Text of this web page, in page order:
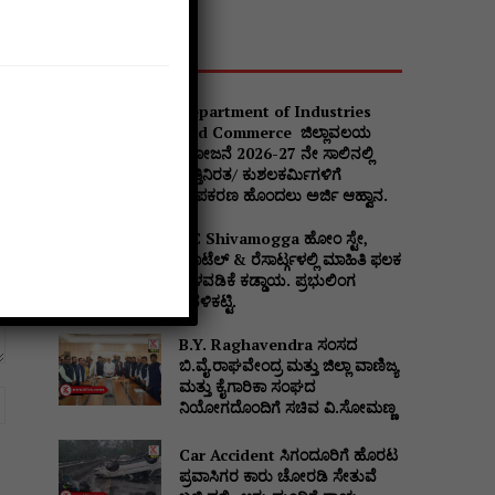
Website:
Department of Industries
and Commerce ಜಿಲ್ಲಾವಲಯ
ಯೋಜನೆ 2026-27 ನೇ ಸಾಲಿನಲ್ಲಿ
ವೃತ್ತಿನಿರತ/ ಕುಶಲಕರ್ಮಿಗಳಿಗೆ
ಉಪಕರಣ ಹೊಂದಲು ಅರ್ಜಿ ಆಹ್ವಾನ.
DC Shivamogga ಹೋಂ ಸ್ಟೇ,
ಹೊಟೆಲ್ & ರೆಸಾರ್ಟ್ಗಳಲ್ಲಿ ಮಾಹಿತಿ ಫಲಕ
ಅಳವಡಿಕೆ ಕಡ್ಡಾಯ. ಪ್ರಭುಲಿಂಗ
ಕವಳಿಕಟ್ಟಿ.
B.Y. Raghavendra ಸಂಸದ
ಬಿ.ವೈ.ರಾಘವೇಂದ್ರ ಮತ್ತು ಜಿಲ್ಲಾ ವಾಣಿಜ್ಯ
ಮತ್ತು ಕೈಗಾರಿಕಾ ಸಂಘದ
ನಿಯೋಗದೊಂದಿಗೆ ಸಚಿವ ವಿ‌.ಸೋಮಣ್ಣ
Car Accident ಸಿಗಂದೂರಿಗೆ ಹೊರಟ
ಪ್ರವಾಸಿಗರ ಕಾರು ಚೋರಡಿ ಸೇತುವೆ